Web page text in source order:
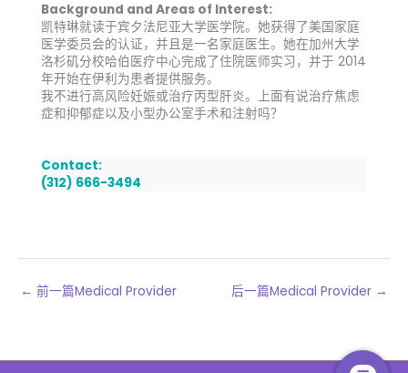
Background and Areas of Interest:
凯特琳就读于宾夕法尼亚大学医学院。她获得了美国家庭
医学委员会的认证，并且是一名家庭医生。她在加州大学
洛杉矶分校哈伯医疗中心完成了住院医师实习，并于 2014
年开始在伊利为患者提供服务。
我不进行高风险妊娠或治疗丙型肝炎。上面有说治疗焦虑
症和抑郁症以及小型办公室手术和注射吗？
Contact:
(312) 666-3494
← 前一篇Medical Provider 后一篇Medical Provider →